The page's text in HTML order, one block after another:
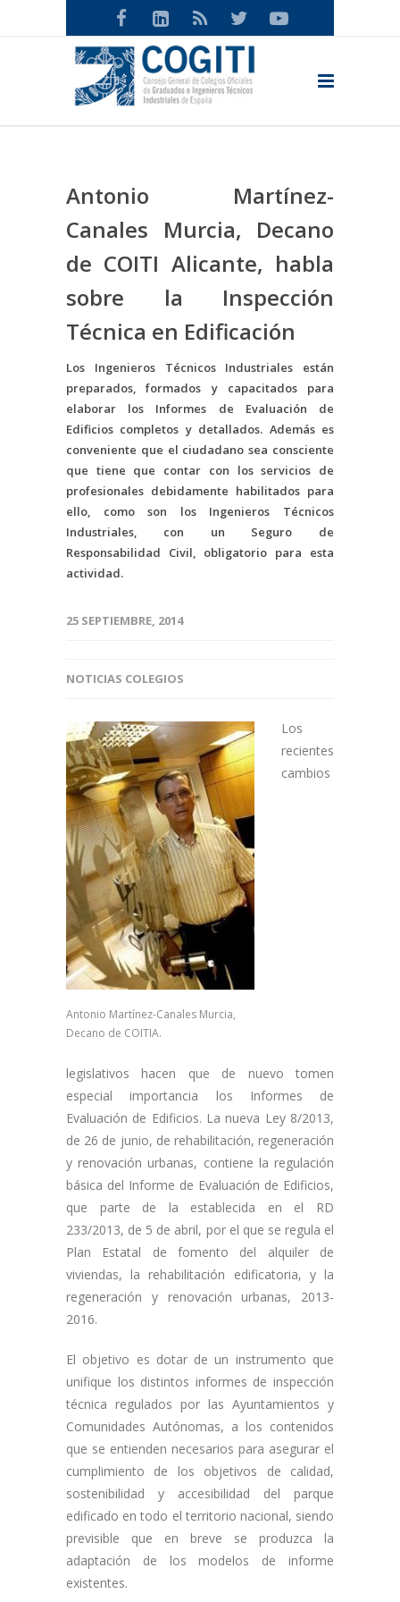
Antonio Martínez-
Canales Murcia, Decano
de COITI Alicante, habla
sobre la Inspección
Técnica en Edificación
Los Ingenieros Técnicos Industriales están
preparados, formados y capacitados para
elaborar los Informes de Evaluación de
Edificios completos y detallados. Además es
conveniente que el ciudadano sea consciente
que tiene que contar con los servicios de
profesionales debidamente habilitados para
ello, como son los Ingenieros Técnicos
Industriales, con un Seguro de
Responsabilidad Civil, obligatorio para esta
actividad.
25 SEPTIEMBRE, 2014
NOTICIAS COLEGIOS
Antonio Martínez-Canales Murcia,
Decano de COITIA.
Los
recientes
cambios
legislativos hacen que de nuevo tomen
especial importancia los Informes de
Evaluación de Edificios. La nueva Ley 8/2013,
de 26 de junio, de rehabilitación, regeneración
y renovación urbanas, contiene la regulación
básica del Informe de Evaluación de Edificios,
que parte de la establecida en el RD
233/2013, de 5 de abril, por el que se regula el
Plan Estatal de fomento del alquiler de
viviendas, la rehabilitación edificatoria, y la
regeneración y renovación urbanas, 2013-
2016.
El objetivo es dotar de un instrumento que
unifique los distintos informes de inspección
técnica regulados por las Ayuntamientos y
Comunidades Autónomas, a los contenidos
que se entienden necesarios para asegurar el
cumplimiento de los objetivos de calidad,
sostenibilidad y accesibilidad del parque
edificado en todo el territorio nacional, siendo
previsible que en breve se produzca la
adaptación de los modelos de informe
existentes.